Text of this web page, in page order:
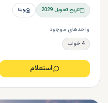
تاریخ تحویل2029 ویلا
واحدهای موجود
4 خواب
استعلام